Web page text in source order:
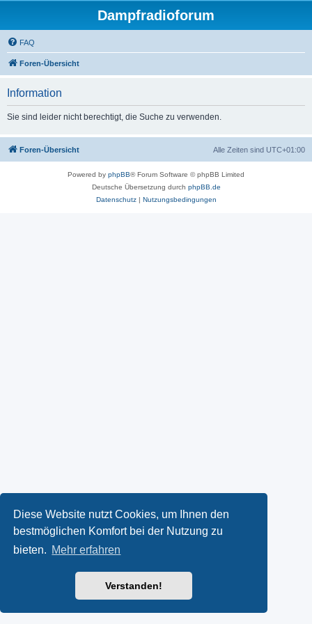
Diese Website nutzt Cookies, um Ihnen den
bestmöglichen Komfort bei der Nutzung zu
bieten. Mehr erfahren
Verstanden!
Dampfradioforum
FAQ
Foren-Übersicht
Information
Sie sind leider nicht berechtigt, die Suche zu verwenden.
Foren-Übersicht Alle Zeiten sind UTC+01:00
Powered by phpBB® Forum Software © phpBB Limited
Deutsche Übersetzung durch phpBB.de
Datenschutz| Nutzungsbedingungen